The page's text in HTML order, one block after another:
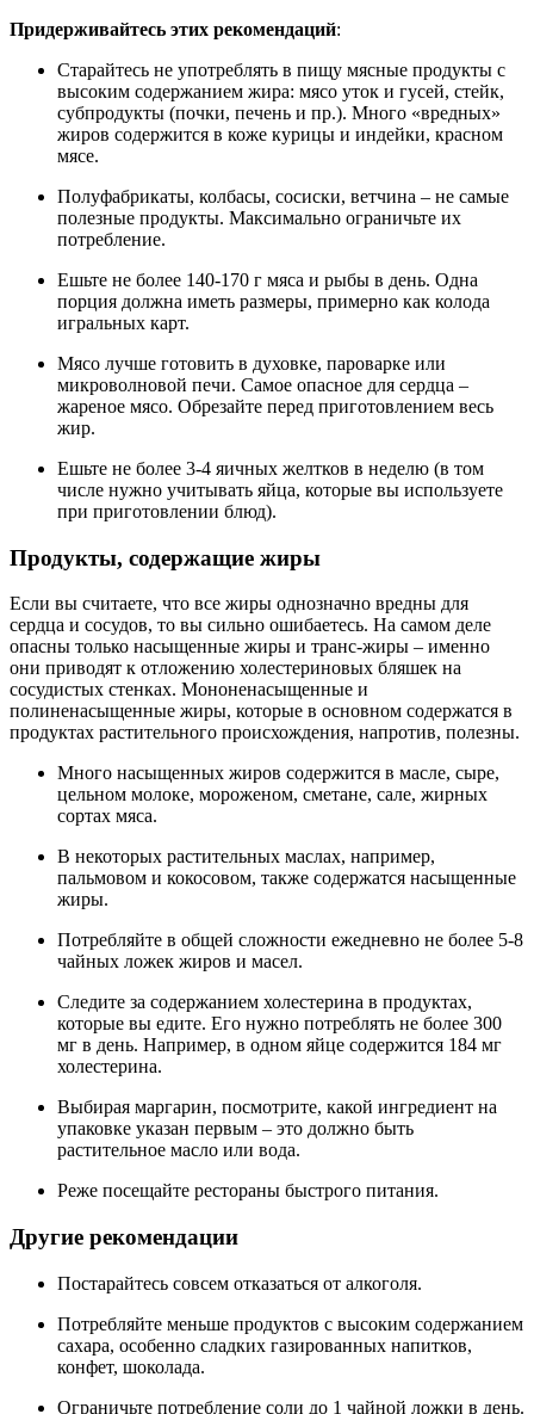
Придерживайтесь этих рекомендаций:
Старайтесь не употреблять в пищу мясные продукты с
высоким содержанием жира: мясо уток и гусей, стейк,
субпродукты (почки, печень и пр.). Много «вредных»
жиров содержится в коже курицы и индейки, красном
мясе.
Полуфабрикаты, колбасы, сосиски, ветчина – не самые
полезные продукты. Максимально ограничьте их
потребление.
Ешьте не более 140-170 г мяса и рыбы в день. Одна
порция должна иметь размеры, примерно как колода
игральных карт.
Мясо лучше готовить в духовке, пароварке или
микроволновой печи. Самое опасное для сердца –
жареное мясо. Обрезайте перед приготовлением весь
жир.
Ешьте не более 3-4 яичных желтков в неделю (в том
числе нужно учитывать яйца, которые вы используете
при приготовлении блюд).
Продукты, содержащие жиры
Если вы считаете, что все жиры однозначно вредны для
сердца и сосудов, то вы сильно ошибаетесь. На самом деле
опасны только насыщенные жиры и транс-жиры – именно
они приводят к отложению холестериновых бляшек на
сосудистых стенках. Мононенасыщенные и
полиненасыщенные жиры, которые в основном содержатся в
продуктах растительного происхождения, напротив, полезны.
Много насыщенных жиров содержится в масле, сыре,
цельном молоке, мороженом, сметане, сале, жирных
сортах мяса.
В некоторых растительных маслах, например,
пальмовом и кокосовом, также содержатся насыщенные
жиры.
Потребляйте в общей сложности ежедневно не более 5-8
чайных ложек жиров и масел.
Следите за содержанием холестерина в продуктах,
которые вы едите. Его нужно потреблять не более 300
мг в день. Например, в одном яйце содержится 184 мг
холестерина.
Выбирая маргарин, посмотрите, какой ингредиент на
упаковке указан первым – это должно быть
растительное масло или вода.
Реже посещайте рестораны быстрого питания.
Другие рекомендации
Постарайтесь совсем отказаться от алкоголя.
Потребляйте меньше продуктов с высоким содержанием
сахара, особенно сладких газированных напитков,
конфет, шоколада.
Ограничьте потребление соли до 1 чайной ложки в день.